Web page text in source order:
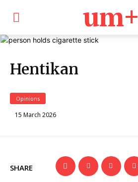
um+
Hentikan
Opinions
15 March 2026
SHARE